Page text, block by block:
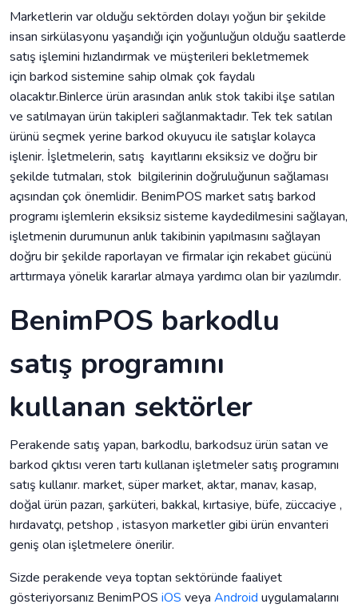
Marketlerin var olduğu sektörden dolayı yoğun bir şekilde
insan sirkülasyonu yaşandığı için yoğunluğun olduğu saatlerde
satış işlemini hızlandırmak ve müşterileri bekletmemek
için barkod sistemine sahip olmak çok faydalı
olacaktır.Binlerce ürün arasından anlık stok takibi ilşe satılan
ve satılmayan ürün takipleri sağlanmaktadır. Tek tek satılan
ürünü seçmek yerine barkod okuyucu ile satışlar kolayca
işlenir. İşletmelerin, satış kayıtlarını eksiksiz ve doğru bir
şekilde tutmaları, stok bilgilerinin doğruluğunun sağlaması
açısından çok önemlidir. BenimPOS market satış barkod
programı işlemlerin eksiksiz sisteme kaydedilmesini sağlayan,
işletmenin durumunun anlık takibinin yapılmasını sağlayan
doğru bir şekilde raporlayan ve firmalar için rekabet gücünü
arttırmaya yönelik kararlar almaya yardımcı olan bir yazılımdır.
BenimPOS barkodlu
satış programını
kullanan sektörler
Perakende satış yapan, barkodlu, barkodsuz ürün satan ve
barkod çıktısı veren tartı kullanan işletmeler satış programını
satış kullanır. market, süper market, aktar, manav, kasap,
doğal ürün pazarı, şarküteri, bakkal, kırtasiye, büfe, züccaciye ,
hırdavatçı, petshop , istasyon marketler gibi ürün envanteri
geniş olan işletmelere önerilir.
Sizde perakende veya toptan sektöründe faaliyet
gösteriyorsanız BenimPOS iOS veya Android uygulamalarını